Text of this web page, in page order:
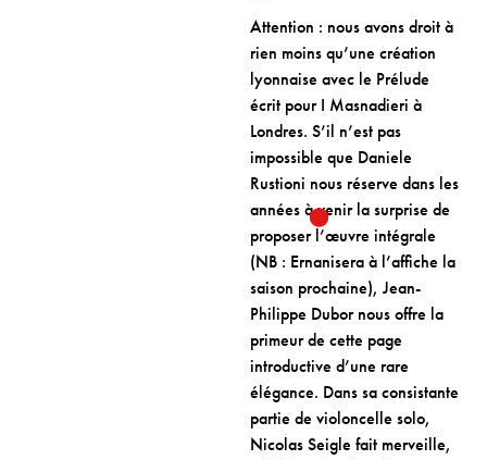
Attention : nous avons droit à
rien moins qu’une création
lyonnaise avec le Prélude
écrit pour I Masnadieri à
Londres. S’il n’est pas
impossible que Daniele
Rustioni nous réserve dans les
années à venir la surprise de
proposer l’œuvre intégrale
(NB : Ernanisera à l’affiche la
saison prochaine), Jean-
Philippe Dubor nous offre la
primeur de cette page
introductive d’une rare
élégance. Dans sa consistante
partie de violoncelle solo,
Nicolas Seigle fait merveille,